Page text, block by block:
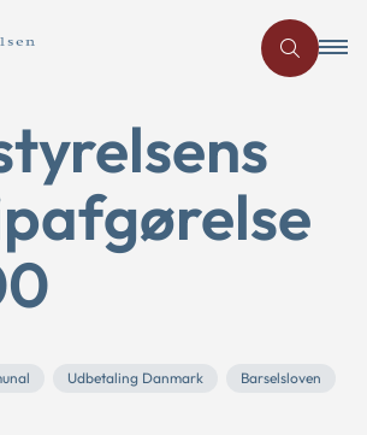
Udbetaling Danmark
Barselsloven